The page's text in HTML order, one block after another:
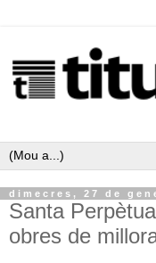
dimecres, 27 de
Santa
obres de